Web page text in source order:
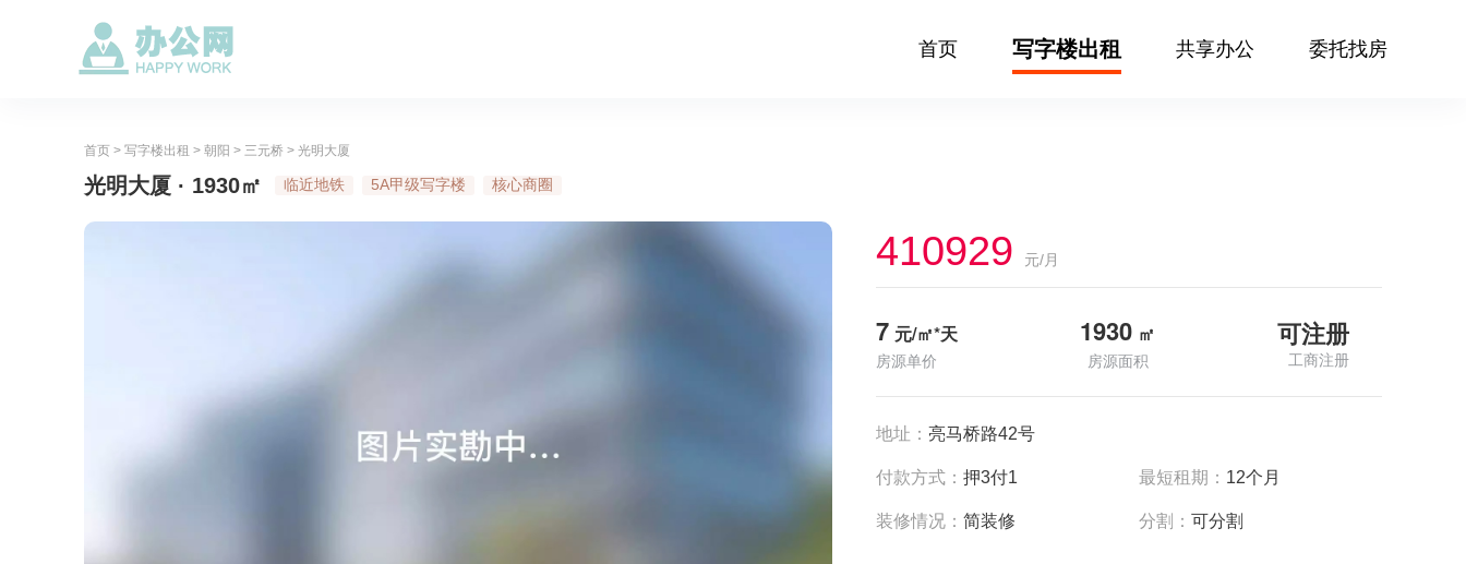
首页 写字楼出租 共享办公 委托找房
首页 > 写字楼出租 > 朝阳 > 三元桥 > 光明大厦
光明大厦 · 1930㎡ 临近地铁 5A甲级写字楼 核心商圈
410929 元/月
7 元/㎡*天
房源单价
1930 ㎡
房源面积
可注册
工商注册
地址： 亮马桥路42号
付款方式： 押3付1 最短租期： 12个月
装修情况： 简装修 分割：可分割